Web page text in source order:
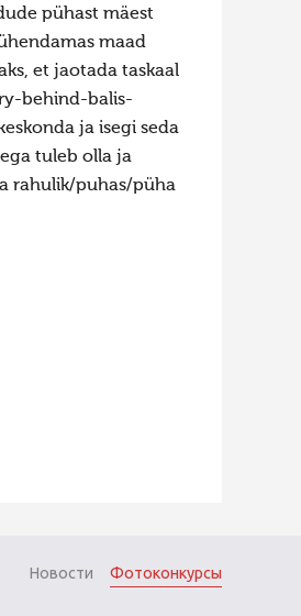
pühast mäest
maad
et jaotada taskaal
behind-balis-
ja isegi seda
tuleb olla ja
rahulik/puhas/püha
Новости Фотоконкурсы